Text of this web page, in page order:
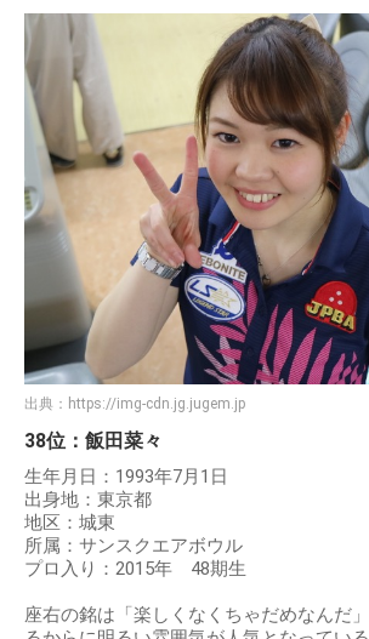
出典： https://img-cdn.jg.jugem.jp
38位：飯田菜々
生年月日：1993年7月1日
出身地：東京都
地区：城東
所属：サンスクエアボウル
プロ入り：2015年 48期生
座右の銘は「楽しくなくちゃだめなんだ